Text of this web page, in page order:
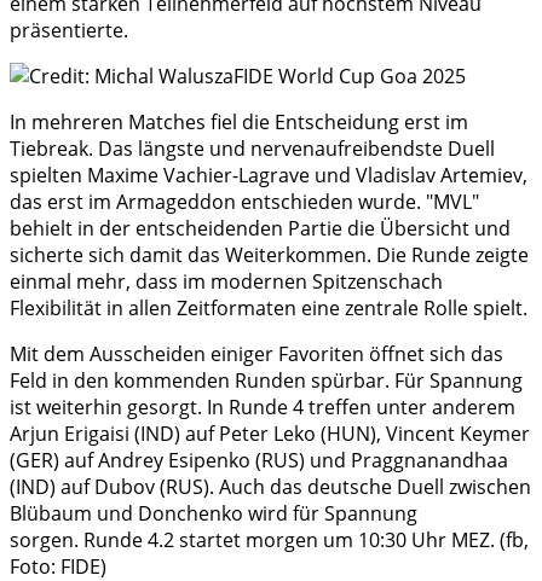
präsentierte.
In mehreren Matches fiel die Entscheidung erst im
Tiebreak. Das längste und nervenaufreibendste Duell
spielten Maxime Vachier-Lagrave und Vladislav Artemiev,
das erst im Armageddon entschieden wurde. "MVL"
behielt in der entscheidenden Partie die Übersicht und
sicherte sich damit das Weiterkommen. Die Runde zeigte
einmal mehr, dass im modernen Spitzenschach
Flexibilität in allen Zeitformaten eine zentrale Rolle spielt.
Mit dem Ausscheiden einiger Favoriten öffnet sich das
Feld in den kommenden Runden spürbar. Für Spannung
ist weiterhin gesorgt. In Runde 4 treffen unter anderem
Arjun Erigaisi (IND) auf Peter Leko (HUN), Vincent Keymer
(GER) auf Andrey Esipenko (RUS) und Praggnanandhaa
(IND) auf Dubov (RUS). Auch das deutsche Duell zwischen
Blübaum und Donchenko wird für Spannung
sorgen. Runde 4.2 startet morgen um 10:30 Uhr MEZ. (fb,
Foto: FIDE)